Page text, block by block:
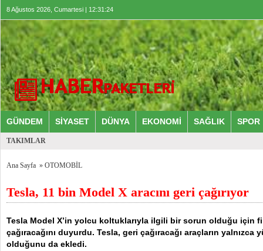
8 Ağustos 2026, Cumartesi | 12:31:24
GÜNDEM SİYASET DÜNYA EKONOMİ SAĞLIK SPOR
TAKIMLAR
Ana Sayfa » OTOMOBİL
Tesla, 11 bin Model X aracını geri çağırıyor
Tesla Model X’in yolcu koltuklarıyla ilgili bir sorun olduğu için
çağıracağını duyurdu. Tesla, geri çağıracağı araçların
olduğunu da ekledi.